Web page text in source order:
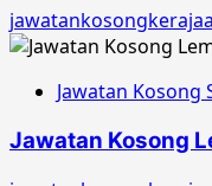
Jawatan Kosong
Jawatan Kosong